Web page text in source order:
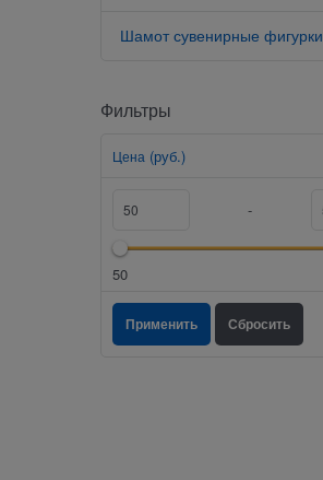
Шамот сувенирные фигурки
Фильтры
Цена (руб.)
-
50